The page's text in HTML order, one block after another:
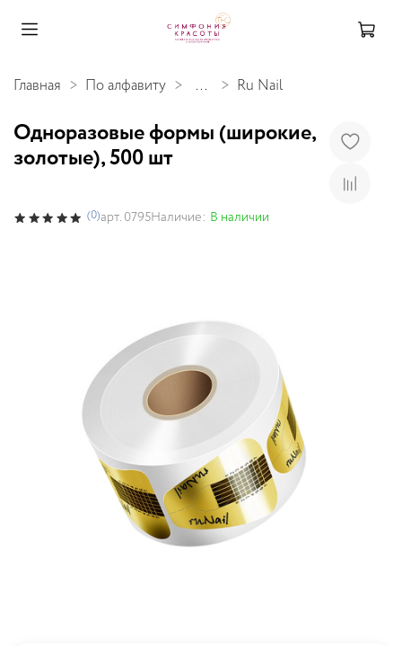
Главная По алфавиту ... Ru Nail
Одноразовые формы (широкие,
золотые), 500 шт
(0)арт.0795Наличие: В наличии